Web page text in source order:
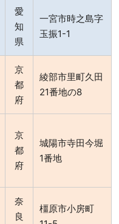
愛
知
県
一宮市時之島字
玉振1-1
京
都
府
綾部市里町久田
21番地の8
京
都
府
城陽市寺田今堀
1番地
奈
良
橿原市小房町